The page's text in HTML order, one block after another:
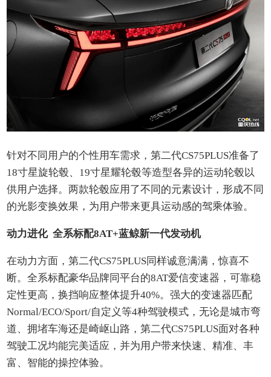
针对不同用户的个性用车需求，第二代CS75PLUS准备了
18寸星旋轮毂、19寸星耀轮毂等造型各异的运动轮毂以
供用户选择。两款轮毂应用了不同的元素设计，形成不同
的光影变换效果，为用户带来更具运动感的驾乘体验。
动力进化 全系标配8AT+蓝鲸新一代发动机
在动力方面，第二代CS75PLUS同样诚意满满，惊喜不
断。全系标配豪华品牌同平台的8AT爱信变速器，可靠稳
定性更高，换挡响应整体提升40%。强大的变速器匹配
Normal/ECO/Sport/自定义等4种驾驶模式，无论是城市弯
道、拥堵车海还是崎岖山路，第二代CS75PLUS面对各种
驾驶工况均能完美适应，并为用户带来快速、精准、丰
富、智能的操控体验。